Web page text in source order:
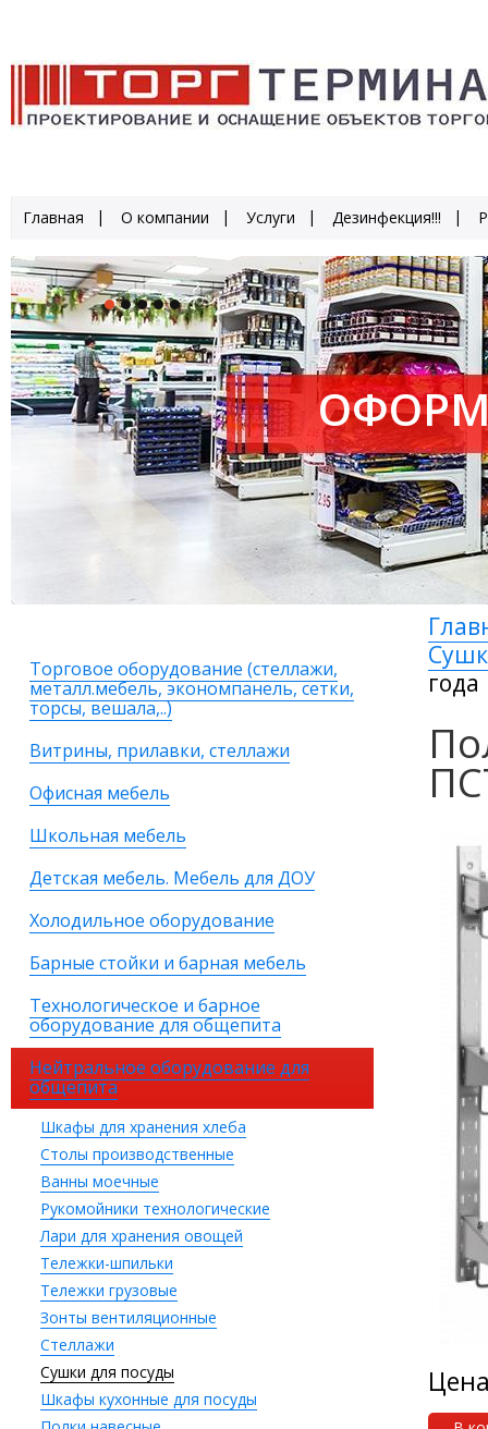
Главная О компании Услуги Дезинфекция!!!
Торговое оборудование (стеллажи,
металл.мебель, экономпанель, сетки,
торсы, вешала,..)
Витрины, прилавки, стеллажи
Офисная мебель
Школьная мебель
Детская мебель. Мебель для ДОУ
Холодильное оборудование
Барные стойки и барная мебель
Технологическое и барное
оборудование для общепита
Нейтральное оборудование для
общепита
Шкафы для хранения хлеба
Столы производственные
Ванны моечные
Рукомойники технологические
Лари для хранения овощей
Тележки-шпильки
Тележки грузовые
Зонты вентиляционные
Стеллажи
Сушки для посуды
Шкафы кухонные для посуды
года